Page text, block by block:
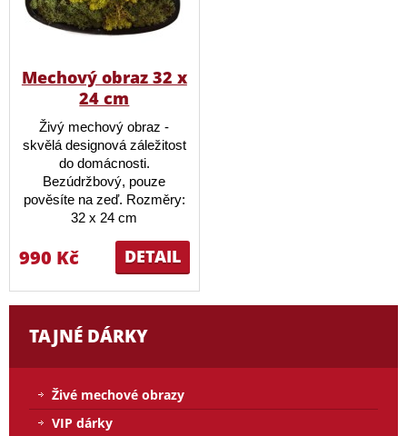
Mechový obraz 32 x
24 cm
Živý mechový obraz -
skvělá designová záležitost
do domácnosti.
Bezúdržbový, pouze
pověsíte na zeď. Rozměry:
32 x 24 cm
DETAIL
990 Kč
TAJNÉ DÁRKY
Živé mechové obrazy
VIP dárky